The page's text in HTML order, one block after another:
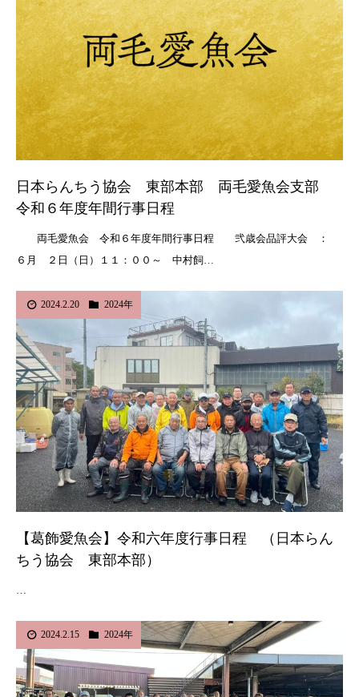
日本らんちう協会 東部本部 両毛愛魚会支部
令和６年度年間行事日程
両毛愛魚会 令和６年度年間行事日程 弐歳会品評大会 ：
６月 ２日（日）１１：００～ 中村飼…
2024.2.20 2024年
【葛飾愛魚会】令和六年度行事日程 （日本らん
ちう協会 東部本部）
2024.2.15 2024年